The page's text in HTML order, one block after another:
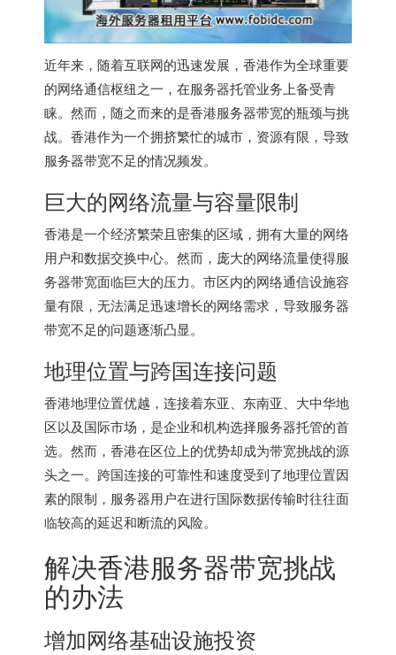
近年来，随着互联网的迅速发展，香港作为全球重要
的网络通信枢纽之一，在服务器托管业务上备受青
睐。然而，随之而来的是香港服务器带宽的瓶颈与挑
战。香港作为一个拥挤繁忙的城市，资源有限，导致
服务器带宽不足的情况频发。
巨大的网络流量与容量限制
香港是一个经济繁荣且密集的区域，拥有大量的网络
用户和数据交换中心。然而，庞大的网络流量使得服
务器带宽面临巨大的压力。市区内的网络通信设施容
量有限，无法满足迅速增长的网络需求，导致服务器
带宽不足的问题逐渐凸显。
地理位置与跨国连接问题
香港地理位置优越，连接着东亚、东南亚、大中华地
区以及国际市场，是企业和机构选择服务器托管的首
选。然而，香港在区位上的优势却成为带宽挑战的源
头之一。跨国连接的可靠性和速度受到了地理位置因
素的限制，服务器用户在进行国际数据传输时往往面
临较高的延迟和断流的风险。
解决香港服务器带宽挑战
的办法
增加网络基础设施投资